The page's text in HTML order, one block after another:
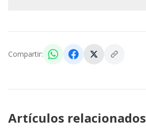
Compartir:
Artículos relacionados